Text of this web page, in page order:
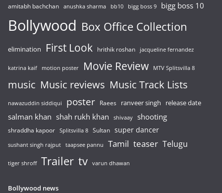
amitabh bachchan anushka sharma bb10 bigg boss 9 bigg boss 10
Bollywood Box Office Collection
elimination First Look hrithik roshan jacqueline fernandez
katrina kaif motion poster Movie Review MTV Splitsvilla 8
music Music reviews Music Track Lists
nawazuddin siddiqui poster Raees ranveer singh release date
salman khan shah rukh khan shivaay shooting
shraddha kapoor Splitsvilla 8 Sultan super dancer
sushant singh rajput taapsee pannu Tamil teaser Telugu
tiger shroff Trailer tv varun dhawan
Bollywood news